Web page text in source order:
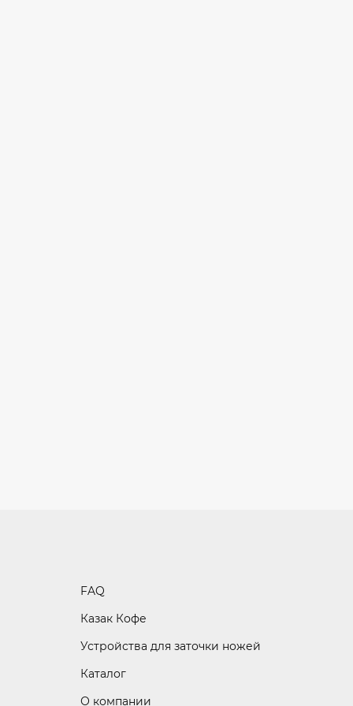
FAQ
Казак Кофе
Устройства для заточки ножей
Каталог
О компании